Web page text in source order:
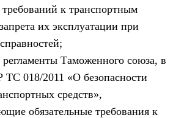
требований к транспортным
их эксплуатации при
регламенты Таможенного союза, в
ТС 018/2011 «О безопасности
средств»,
обязательные требования к